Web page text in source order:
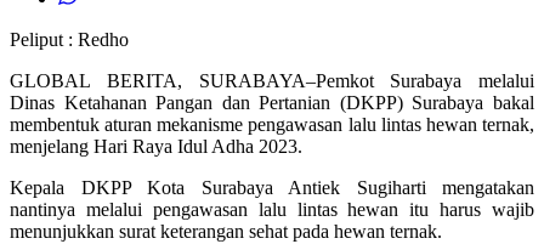
Peliput : Redho
GLOBAL BERITA, SURABAYA–Pemkot Surabaya melalui
Dinas Ketahanan Pangan dan Pertanian (DKPP) Surabaya bakal
membentuk aturan mekanisme pengawasan lalu lintas hewan ternak,
menjelang Hari Raya Idul Adha 2023.
Kepala DKPP Kota Surabaya Antiek Sugiharti mengatakan
nantinya melalui pengawasan lalu lintas hewan itu harus wajib
menunjukkan surat keterangan sehat pada hewan ternak.